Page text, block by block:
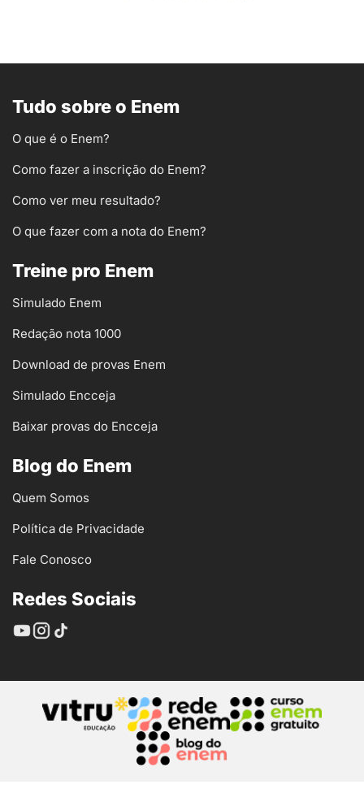
Tudo sobre o Enem
O que é o Enem?
Como fazer a inscrição do Enem?
Como ver meu resultado?
O que fazer com a nota do Enem?
Treine pro Enem
Simulado Enem
Redação nota 1000
Download de provas Enem
Simulado Encceja
Baixar provas do Encceja
Blog do Enem
Quem Somos
Política de Privacidade
Fale Conosco
Redes Sociais